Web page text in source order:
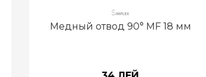
Медный отвод 90° MF 18 мм